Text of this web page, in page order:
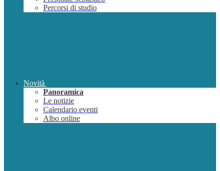
Percorsi di studio
Novità
Panoramica
Le notizie
Calendario eventi
Albo online